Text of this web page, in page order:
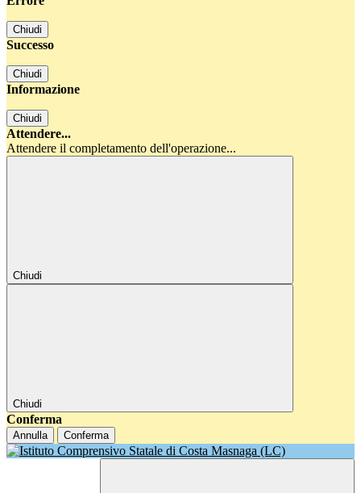
Chiudi
Successo
Chiudi
Informazione
Chiudi
Attendere...
Attendere il completamento dell'operazione...
Chiudi
Chiudi
Conferma
Annulla Conferma